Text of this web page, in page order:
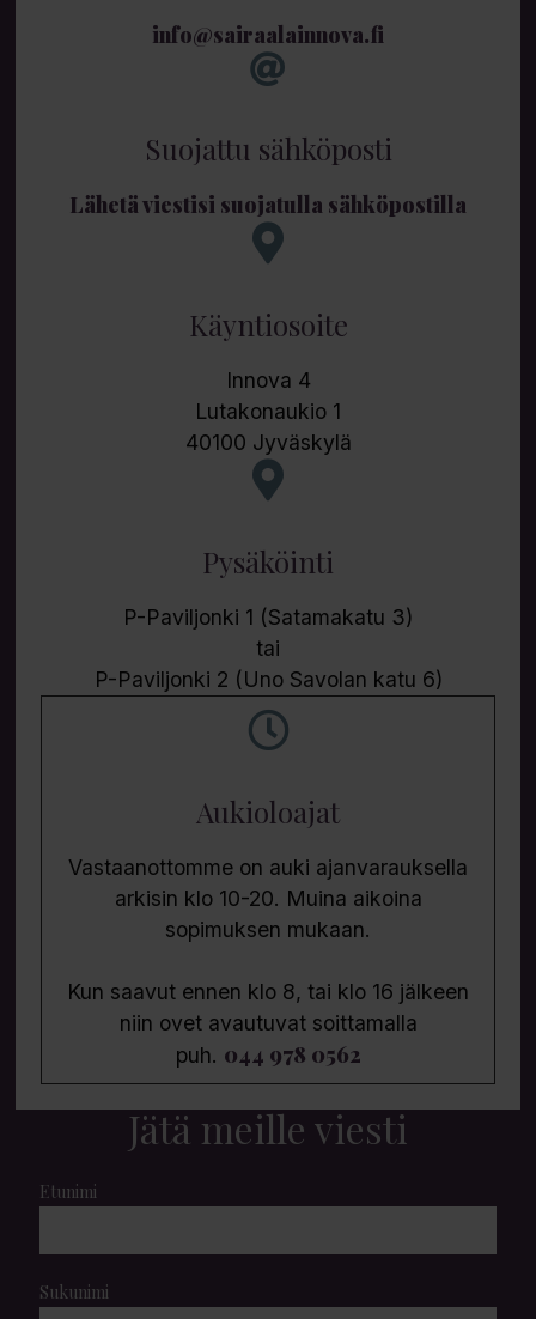
info@sairaalainnova.fi
Suojattu sähköposti
Lähetä viestisi suojatulla sähköpostilla
Käyntiosoite
Innova 4
Lutakonaukio 1
40100 Jyväskylä
Pysäköinti
P-Paviljonki 1 (Satamakatu 3)
tai
P-Paviljonki 2 (Uno Savolan katu 6)
Aukioloajat
Vastaanottomme on auki ajanvarauksella
arkisin klo 10-20. Muina aikoina
sopimuksen mukaan.
Kun saavut ennen klo 8, tai klo 16 jälkeen
niin ovet avautuvat soittamalla
puh. 044 978 0562
Jätä meille viesti
Etunimi
Sukunimi